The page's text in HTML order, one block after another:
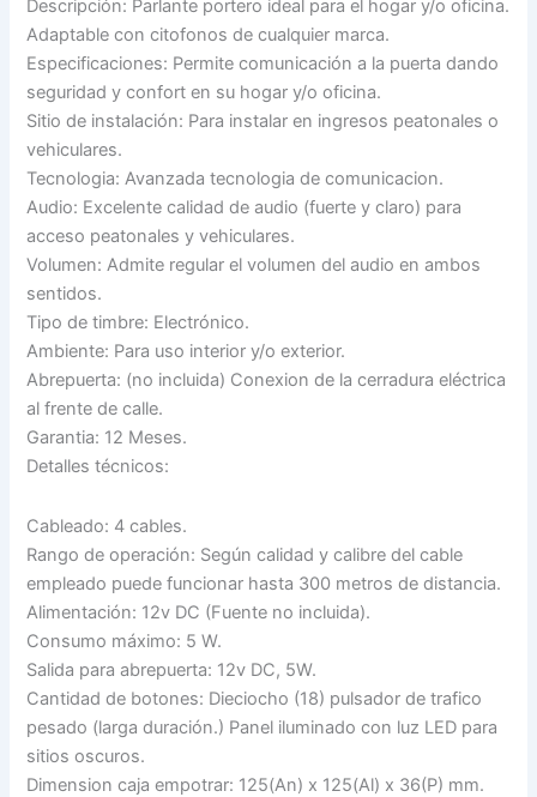
Descripción: Parlante portero ideal para el hogar y/o oficina.
Adaptable con citofonos de cualquier marca.
Especificaciones: Permite comunicación a la puerta dando
seguridad y confort en su hogar y/o oficina.
Sitio de instalación: Para instalar en ingresos peatonales o
vehiculares.
Tecnologia: Avanzada tecnologia de comunicacion.
Audio: Excelente calidad de audio (fuerte y claro) para
acceso peatonales y vehiculares.
Volumen: Admite regular el volumen del audio en ambos
sentidos.
Tipo de timbre: Electrónico.
Ambiente: Para uso interior y/o exterior.
Abrepuerta: (no incluida) Conexion de la cerradura eléctrica
al frente de calle.
Garantia: 12 Meses.
Detalles técnicos:
Cableado: 4 cables.
Rango de operación: Según calidad y calibre del cable
empleado puede funcionar hasta 300 metros de distancia.
Alimentación: 12v DC (Fuente no incluida).
Consumo máximo: 5 W.
Salida para abrepuerta: 12v DC, 5W.
Cantidad de botones: Dieciocho (18) pulsador de trafico
pesado (larga duración.) Panel iluminado con luz LED para
sitios oscuros.
Dimension caja empotrar: 125(An) x 125(Al) x 36(P) mm.